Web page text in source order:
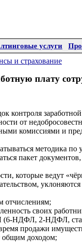
услуги
и страхование
плату
контроля
от
комиссиями и
методика
пакет
которые ведут
отчислениям;
своих
(6-НДФЛ, 2-НДФЛ,
продажи
общим доходом;